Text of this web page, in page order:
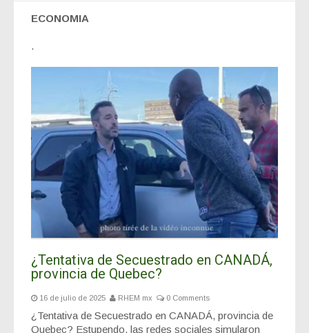
ECONOMIA
.
¿Tentativa de Secuestrado en CANADÁ,
provincia de Quebec?
16 de julio de 2025 RHEM mx 0 Comments
¿Tentativa de Secuestrado en CANADÁ, provincia de
Quebec? Estupendo, las redes sociales simularon